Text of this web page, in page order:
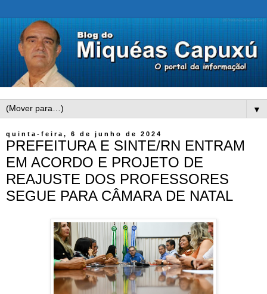
▼
quinta-feira, 6 de junho de 2024
PREFEITURA E SINTE/RN ENTRAM
EM ACORDO E PROJETO DE
REAJUSTE DOS PROFESSORES
SEGUE PARA CÂMARA DE NATAL